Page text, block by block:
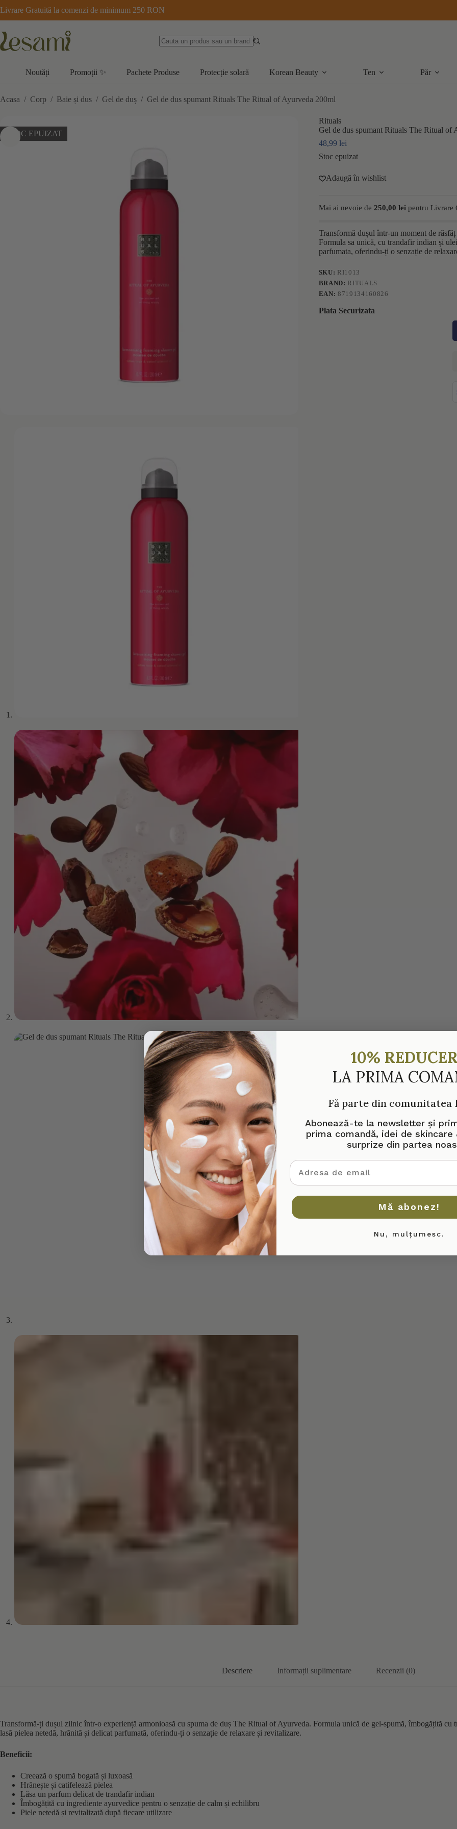
la
conținut
Livrare Gratuită la comenzi de minimum 250 RON
Noutăți Promoții ✨ Pachete Produse Protecție solară Korean Beauty Ten Păr
Acasa / Corp / Baie și dus / Gel de duș / Gel de dus spumant Rituals The Ritual of Ayurveda 200ml
STOC EPUIZAT
Rituals
Gel de dus spumant Rituals The Ritual of
48,99 lei
Stoc epuizat
Adaugă în wishlist
Mai ai nevoie de 250,00 leipentru Livrare
Transformă dușul într-un moment de
Formula sa unică, cu trandafir indian și
parfumata, oferindu-ți o senzație de
SKU: RI1013
BRAND: RITUALS
EAN:8719134160826
Plata Securizata
Descriere Informații suplimentare Recenzii (0)
Transformă-ți dușul zilnic într-o experiență armonioasă cu spuma de duș The Ritual of Ayurveda. Formula unică de gel-spumă, îmbogățită
lasă pielea netedă, hrănită și delicat parfumată, oferindu-ți o senzație de relaxare și revitalizare.
Beneficii:
Creează o spumă bogată și luxoasă
Hrănește și catifelează pielea
Lăsa un parfum delicat de trandafir indian
Îmbogățită cu ingrediente ayurvedice pentru o senzație de calm și echilibru
Piele netedă și revitalizată după fiecare utilizare
10%
LA PRIMA
Fă parte din comunitatea
Abonează-te la newsletter și
prima comandă, idei de skincare
surprize din partea
adresa de email
Mă abonez!
Nu, mulțumesc.